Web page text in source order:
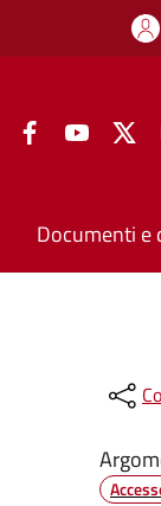
FacebookYouTube
Documenti e